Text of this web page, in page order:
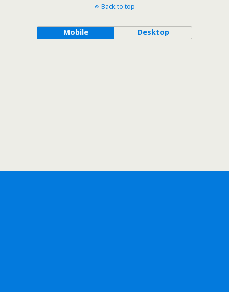
Back to top
Mobile Desktop